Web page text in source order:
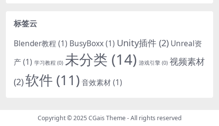
标签云
Blender教程 (1) BusyBoxx(1) Unity插件 (2) Unreal资
产(1) 学习教程 (0) 未分类 (14) 游戏引擎 (0) 视频素材
(2)软件 (11)音效素材(1)
Copyright © 2025CGais Theme- All rights reserved